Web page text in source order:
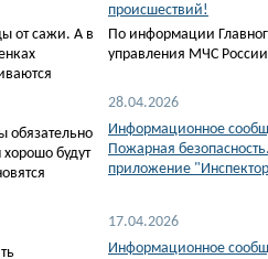
от сажи. А в
обязательно
хорошо будут
происшествий!
По информации
управления МЧС
28.04.2026
Информационное
Пожарная
приложение
17.04.2026
Информационное